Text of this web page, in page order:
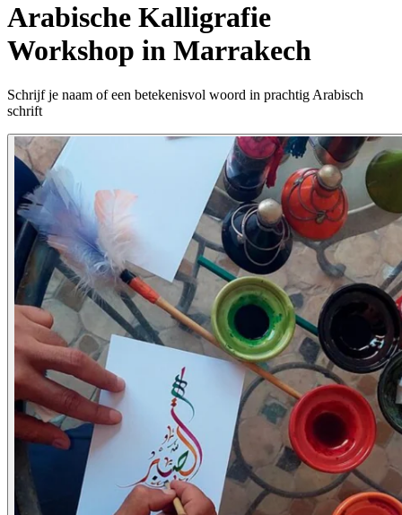
Arabische Kalligrafie
Workshop in Marrakech
Schrijf je naam of een betekenisvol woord in prachtig Arabisch
schrift